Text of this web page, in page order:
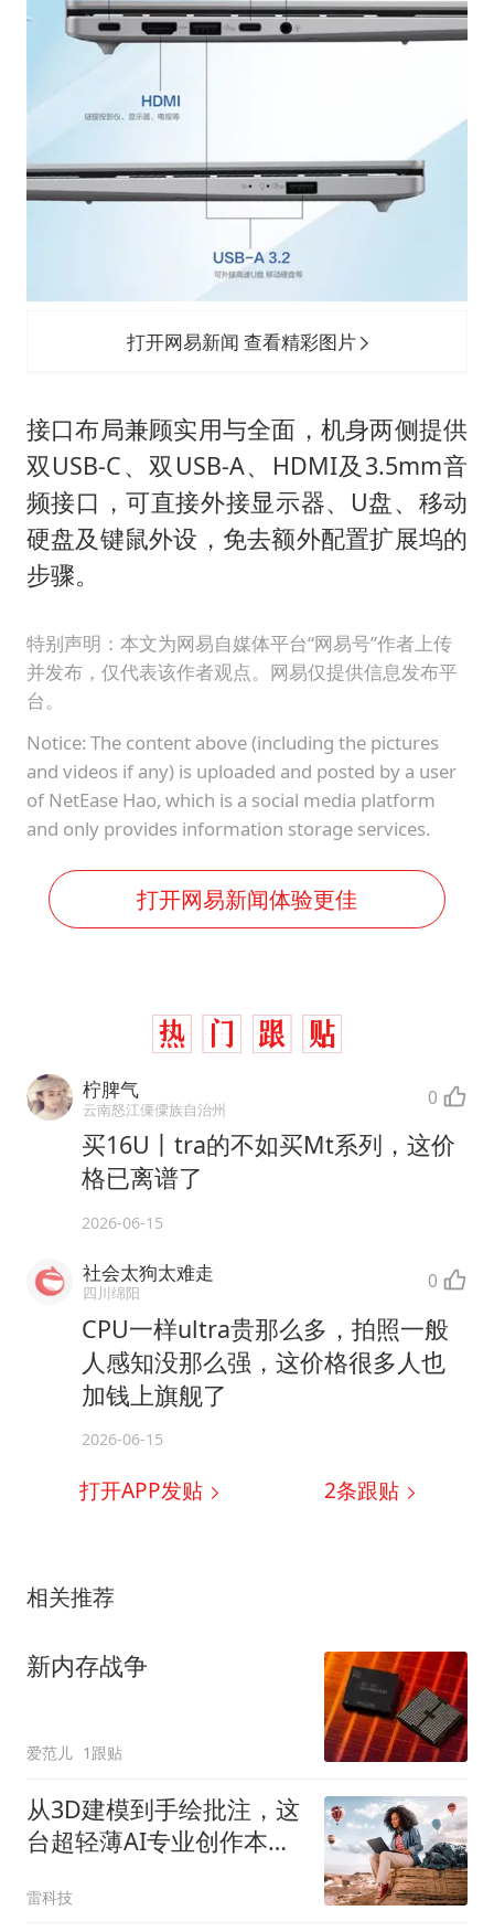
打开网易新闻 查看精彩图片
接口布局兼顾实用与全面，机身两侧提供
双USB-C、双USB-A、HDMI及3.5mm音
频接口，可直接外接显示器、U盘、移动
硬盘及键鼠外设，免去额外配置扩展坞的
步骤。
特别声明：本文为网易自媒体平台“网易号”作者上传
并发布，仅代表该作者观点。网易仅提供信息发布平
台。
Notice: The content above (including the pictures
and videos if any) is uploaded and posted by a user
of NetEase Hao, which is a social media platform
and only provides information storage services.
打开网易新闻体验更佳
柠脾气
云南怒江傈僳族自治州 0
买16U丨tra的不如买Mt系列，这价
格已离谱了
2026-06-15
社会太狗太难走
四川绵阳 0
CPU一样ultra贵那么多，拍照一般
人感知没那么强，这价格很多人也
加钱上旗舰了
2026-06-15
打开APP发贴 2条跟贴
相关推荐
新内存战争
爱范儿 1跟贴
从3D建模到手绘批注，这
台超轻薄AI专业创作本全
雷科技